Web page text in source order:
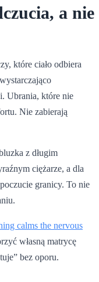
a nie
które ciało odbiera
Ubrania, które nie
Nie zabierają
z długim
ciężarze, a dla
granicy. To nie
calms the nervous
własną matrycę
bez oporu.